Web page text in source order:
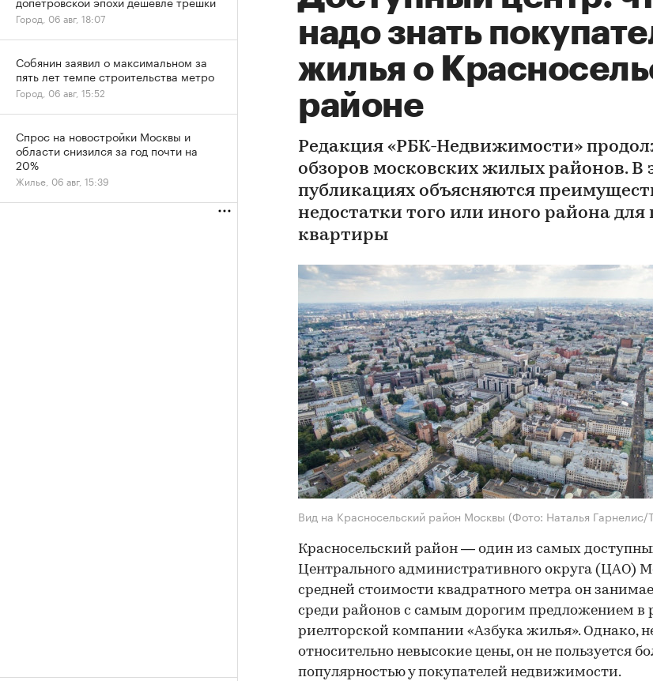
надо знать
жилья о
районе
Редакция «РБК-Недвижимости»
обзоров московских жилых районов. В
публикациях объясняются
недостатки того или иного района для
квартиры
Вид на Красносельский район Москвы (Фото: Наталья Гарнелис/
Красносельский район — один из самых
Центрального административного округа (ЦАО)
средней стоимости квадратного метра он
среди районов с самым дорогим предложением в
риелторской компании «Азбука жилья». Однако,
относительно невысокие цены, он не пользуется
популярностью у покупателей недвижимости.
Город, 06 авг, 18:07
Собянин заявил о максимальном за
пять лет темпе строительства метро
Город, 06 авг, 15:52
Спрос на новостройки Москвы и
области снизился за год почти на
20%
Жилье, 06 авг, 15:39